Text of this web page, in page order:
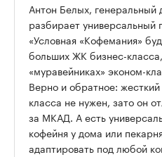
Антон Белых, генеральный
разбирает универсальный
«Условная «Кофемания»
больших ЖК бизнес-
«муравейниках» эконом-
Верно и обратное:
класса не нужен, зато он
за МКАД. А есть
кофейня у дома или
адаптировать под любой